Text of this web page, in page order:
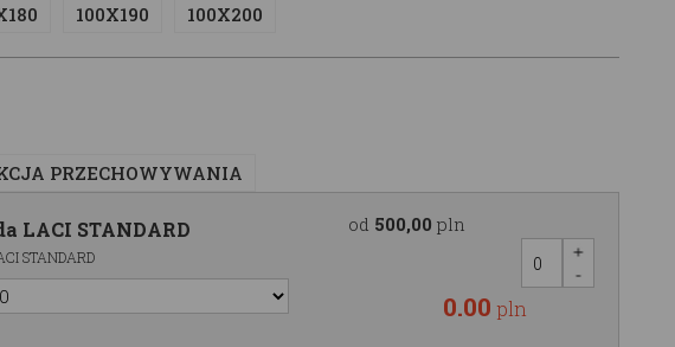
100X190 100X200
PRZECHOWYWANIA
LACI STANDARD
STANDARD
od 500,00 pln
0.00 pln